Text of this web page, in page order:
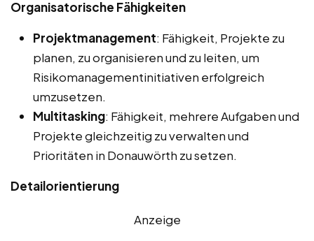
Organisatorische Fähigkeiten
Projektmanagement: Fähigkeit, Projekte zu
planen, zu organisieren und zu leiten, um
Risikomanagementinitiativen erfolgreich
umzusetzen.
Multitasking: Fähigkeit, mehrere Aufgaben und
Projekte gleichzeitig zu verwalten und
Prioritäten in Donauwörth zu setzen.
Detailorientierung
Anzeige